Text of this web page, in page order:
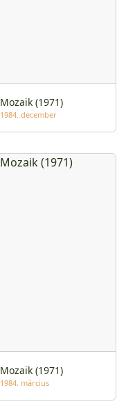
Mozaik (1971)
1984. december
Mozaik (1971)
1984. március